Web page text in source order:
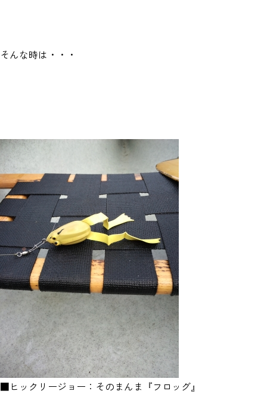
そんな時は・・・
■ヒックリージョー：そのまんま『フロッグ』